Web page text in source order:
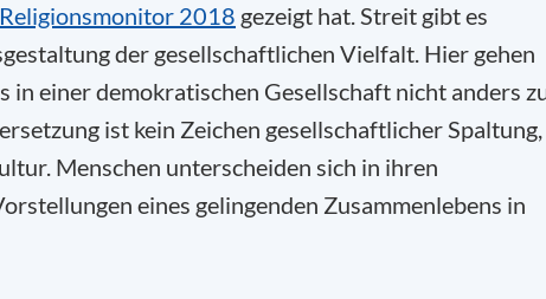
Religionsmonitor 2018 gezeigt hat. Streit gibt es
der gesellschaftlichen Vielfalt. Hier gehen
in einer demokratischen Gesellschaft nicht anders
ist kein Zeichen gesellschaftlicher Spaltung,
Menschen unterscheiden sich in ihren
eines gelingenden Zusammenlebens in